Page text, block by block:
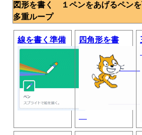
図形を書く １ペンをあげるペンを
多重ループ
線を書く準備 四角形を書